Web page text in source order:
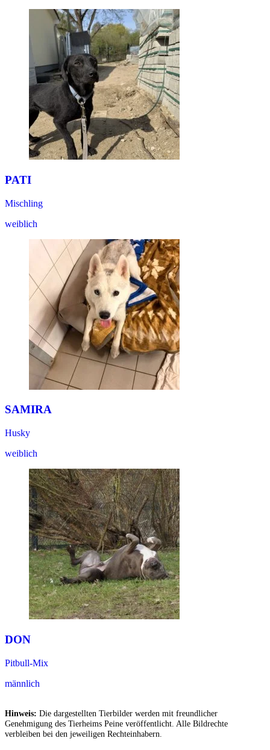
PATI
Mischling
weiblich
SAMIRA
Husky
weiblich
DON
Pitbull-Mix
männlich
Hinweis: Die dargestellten Tierbilder werden mit freundlicher
Genehmigung des Tierheims Peine veröffentlicht. Alle Bildrechte
verbleiben bei den jeweiligen Rechteinhabern.